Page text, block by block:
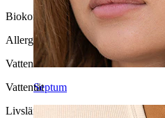
Septum
Biokompatibilitet
Allergivänlig
Vattentäthet
Vattentät
Livslängd